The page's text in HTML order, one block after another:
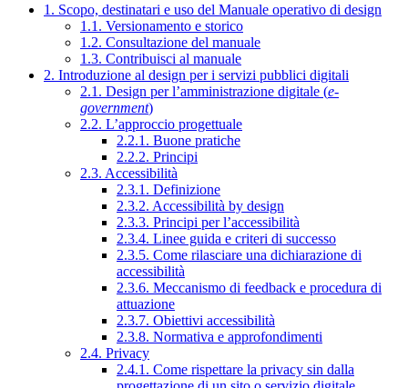
1. Scopo, destinatari e uso del Manuale operativo di design
1.1. Versionamento e storico
1.2. Consultazione del manuale
1.3. Contribuisci al manuale
2. Introduzione al design per i servizi pubblici digitali
2.1. Design per l’amministrazione digitale (e-
government)
2.2. L’approccio progettuale
2.2.1. Buone pratiche
2.2.2. Principi
2.3. Accessibilità
2.3.1. Definizione
2.3.2. Accessibilità by design
2.3.3. Principi per l’accessibilità
2.3.4. Linee guida e criteri di successo
2.3.5. Come rilasciare una dichiarazione di
accessibilità
2.3.6. Meccanismo di feedback e procedura di
attuazione
2.3.7. Obiettivi accessibilità
2.3.8. Normativa e approfondimenti
2.4. Privacy
2.4.1. Come rispettare la privacy sin dalla